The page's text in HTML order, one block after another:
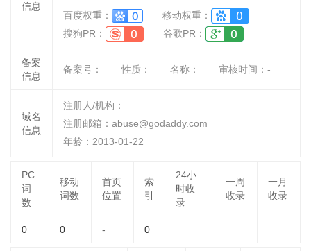
信息
百度权重：
移动权重：
搜狗PR：
谷歌PR：
备案
信息
备案号： 性质： 名称： 审核时间： -
域名
信息
注册人/机构：
注册邮箱：abuse@godaddy.com
年龄：2013-01-22
PC
词
数
移动
词数
首页
位置
索
引
24小
时收
录
一周
收录
一月
收录
0 0 - 0